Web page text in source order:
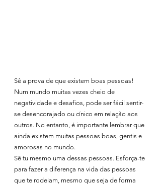
Sê a prova de que existem boas pessoas!
Num mundo muitas vezes cheio de
negatividade e desafios, pode ser fácil sentir-
se desencorajado ou cínico em relação aos
outros. No entanto, é importante lembrar que
ainda existem muitas pessoas boas, gentis e
amorosas no mundo.
Sê tu mesmo uma dessas pessoas. Esforça-te
para fazer a diferença na vida das pessoas
que te rodeiam, mesmo que seja de forma